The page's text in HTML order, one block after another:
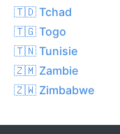
🇹🇩 Tchad
🇹🇬 Togo
🇹🇳 Tunisie
🇿🇲 Zambie
🇿🇼 Zimbabwe